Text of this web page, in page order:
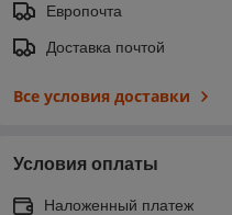
Европочта
Доставка почтой
Все условия доставки
Условия оплаты
Наложенный платеж